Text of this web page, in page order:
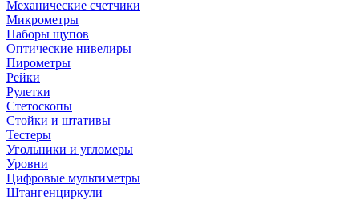
Механические счетчики
Микрометры
Наборы щупов
Оптические нивелиры
Пирометры
Рейки
Рулетки
Стетоскопы
Стойки и штативы
Тестеры
Угольники и угломеры
Уровни
Цифровые мультиметры
Штангенциркули